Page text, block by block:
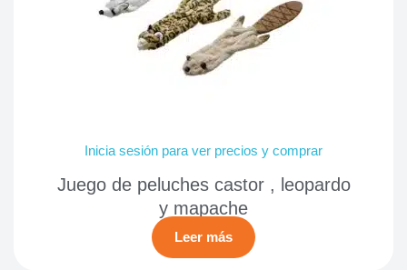
Inicia sesión para ver precios y comprar
Juego de peluches castor , leopardo
y mapache
Leer más